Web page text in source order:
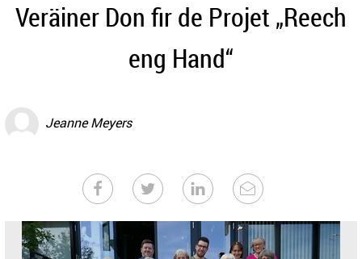
Veräiner Don fir de Projet „Reech
eng Hand“
Jeanne Meyers